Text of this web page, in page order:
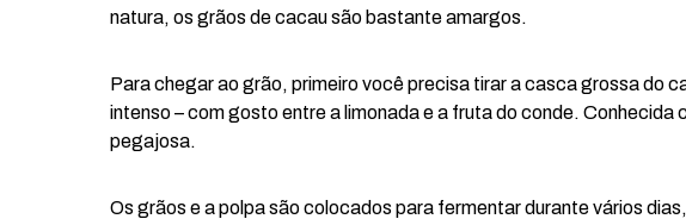
natura, os grãos de cacau são bastante amargos.
Para chegar ao grão, primeiro você precisa tirar a casca grossa do
intenso – com gosto entre a limonada e a fruta do conde.
pegajosa.
Os grãos e a polpa são colocados para fermentar durante vários